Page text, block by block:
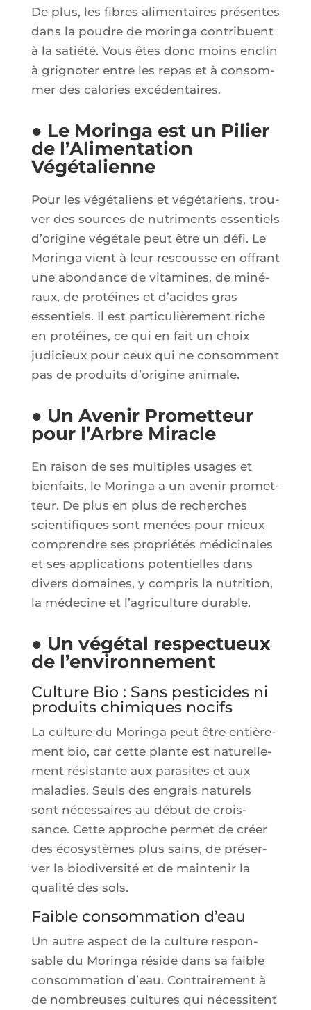
De plus, les fibres ali­men­taires pré­sentes
dans la poudre de morin­ga contri­buent
à la satié­té. Vous êtes donc moins enclin
à gri­gno­ter entre les repas et à consom­
mer des calo­ries excédentaires.
● Le Moringa est un Pilier
de l’Alimentation
Végétalienne
Pour les végé­ta­liens et végé­ta­riens, trou­
ver des sources de nutri­ments essen­tiels
d’o­ri­gine végé­tale peut être un défi. Le
Morin­ga vient à leur res­cousse en offrant
une abon­dance de vita­mines, de miné­
raux, de pro­téines et d’a­cides gras
essen­tiels. Il est par­ti­cu­liè­re­ment riche
en pro­téines, ce qui en fait un choix
judi­cieux pour ceux qui ne consomment
pas de pro­duits d’o­ri­gine animale.
● Un Avenir Prometteur
pour l’Arbre Miracle
En rai­son de ses mul­tiples usages et
bien­faits, le Morin­ga a un ave­nir pro­met­
teur. De plus en plus de recherches
scien­ti­fiques sont menées pour mieux
com­prendre ses pro­prié­tés médi­ci­nales
et ses appli­ca­tions poten­tielles dans
divers domaines, y com­pris la nutri­tion,
la méde­cine et l’a­gri­cul­ture durable.
● Un végétal respectueux
de l’environnement
Culture Bio : Sans pesticides ni
produits chimiques nocifs
La culture du Morin­ga peut être entiè­re­
ment bio, car cette plante est natu­rel­le­
ment résis­tante aux para­sites et aux
mala­dies. Seuls des engrais natu­rels
sont néces­saires au début de crois­
sance. Cette approche per­met de créer
des éco­sys­tèmes plus sains, de pré­ser­
ver la bio­di­ver­si­té et de main­te­nir la
qua­li­té des sols.
Faible consommation d’eau
Un autre aspect de la culture res­pon­
sable du Morin­ga réside dans sa faible
consom­ma­tion d’eau. Contrai­re­ment à
de nom­breuses cultures qui néces­sitent